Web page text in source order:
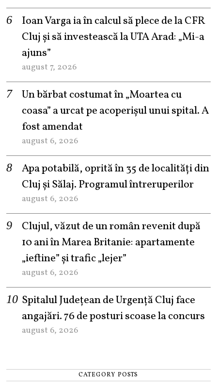
Ioan Varga ia în calcul să plece de la CFR
Cluj și să investească la UTA Arad: „Mi-a
ajuns”
august 7, 2026
Un bărbat costumat în „Moartea cu
coasa” a urcat pe acoperișul unui spital. A
fost amendat
august 6, 2026
Apa potabilă, oprită în 35 de localități din
Cluj și Sălaj. Programul întreruperilor
august 6, 2026
Clujul, văzut de un român revenit după
10 ani în Marea Britanie: apartamente
„ieftine” și trafic „lejer”
august 6, 2026
Spitalul Județean de Urgență Cluj face
angajări. 76 de posturi scoase la concurs
august 6, 2026
CATEGORY POSTS